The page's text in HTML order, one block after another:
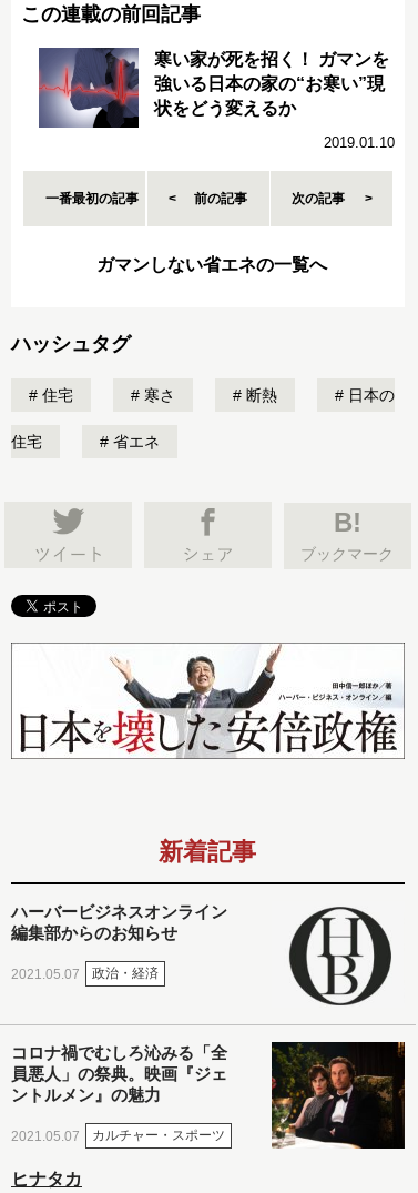
この連載の前回記事
寒い家が死を招く！ ガマンを
強いる日本の家の“お寒い”現
状をどう変えるか
2019.01.10
一番最初の記事 前の記事 次の記事
ガマンしない省エネの一覧へ
ハッシュタグ
住宅 寒さ 断熱 日本の
住宅 省エネ
B!
ブックマーク
新着記事
ハーバービジネスオンライン
編集部からのお知らせ
2021.05.07 政治・経済
コロナ禍でむしろ沁みる「全
員悪人」の祭典。映画『ジェ
ントルメン』の魅力
2021.05.07 カルチャー・スポーツ
ヒナタカ